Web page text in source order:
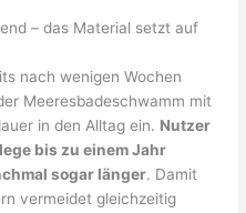
– das Material setzt auf
nach wenigen Wochen
Meeresbadeschwamm mit
in den Alltag ein. Nutzer
bis zu einem Jahr
sogar länger. Damit
vermeidet gleichzeitig